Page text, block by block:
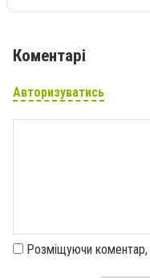
Коментарі
Авторизуватись
Розміщуючи